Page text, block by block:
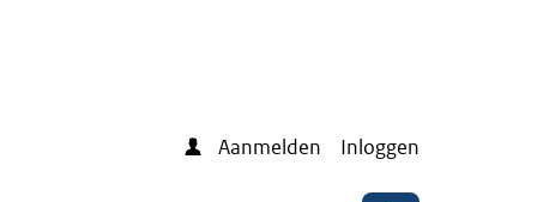
Aanmelden Inloggen